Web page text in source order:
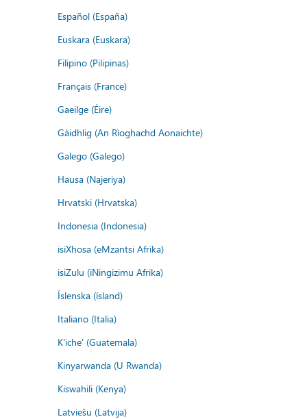
Español (España)
Euskara (Euskara)
Filipino (Pilipinas)
Français (France)
Gaeilge (Éire)
Gàidhlig (An Rìoghachd Aonaichte)
Galego (Galego)
Hausa (Najeriya)
Hrvatski (Hrvatska)
Indonesia (Indonesia)
isiXhosa (eMzantsi Afrika)
isiZulu (iNingizimu Afrika)
Íslenska (ísland)
Italiano (Italia)
K'iche' (Guatemala)
Kinyarwanda (U Rwanda)
Kiswahili (Kenya)
Latviešu (Latvija)